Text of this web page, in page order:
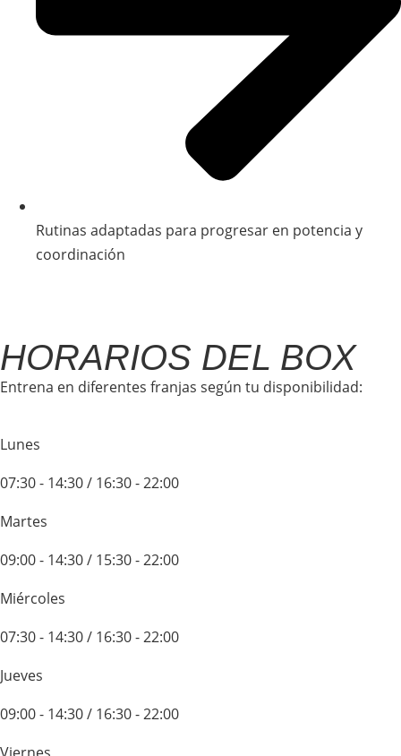
Rutinas adaptadas para progresar en potencia y
coordinación
HORARIOS DEL BOX
Entrena en diferentes franjas según tu disponibilidad:
Lunes
07:30 - 14:30 / 16:30 - 22:00
Martes
09:00 - 14:30 / 15:30 - 22:00
Miércoles
07:30 - 14:30 / 16:30 - 22:00
Jueves
09:00 - 14:30 / 16:30 - 22:00
Viernes